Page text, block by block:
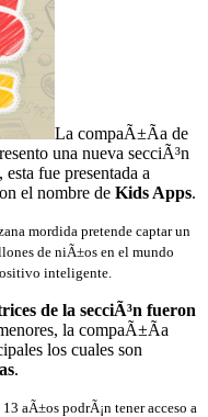
La compaÃ±Ã­a de
una nueva secciÃ³n
fue presentada a
el nombre de Kids Apps.
mordida pretende captar un
de niÃ±os en el mundo
inteligente.
de la secciÃ³n fueron
la compaÃ±Ã­a
los cuales son
.
aÃ±os podrÃ¡n tener acceso a